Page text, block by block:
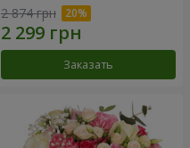
2 874 грн
Заказать